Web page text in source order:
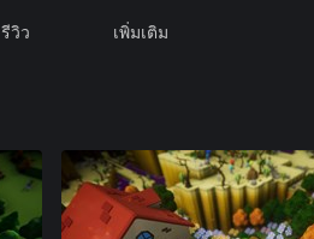
รีวิว เพิ่มเติม